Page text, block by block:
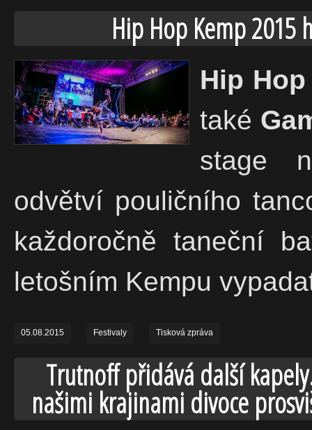
Hip Hop Kemp 2015
Hip
také
stage
odvětví pouličního
každoročně taneční
letošním Kempu
05.08.2015 Festivaly Tisková zpráva
Trutnoff přidává další
našimi krajinami divoce